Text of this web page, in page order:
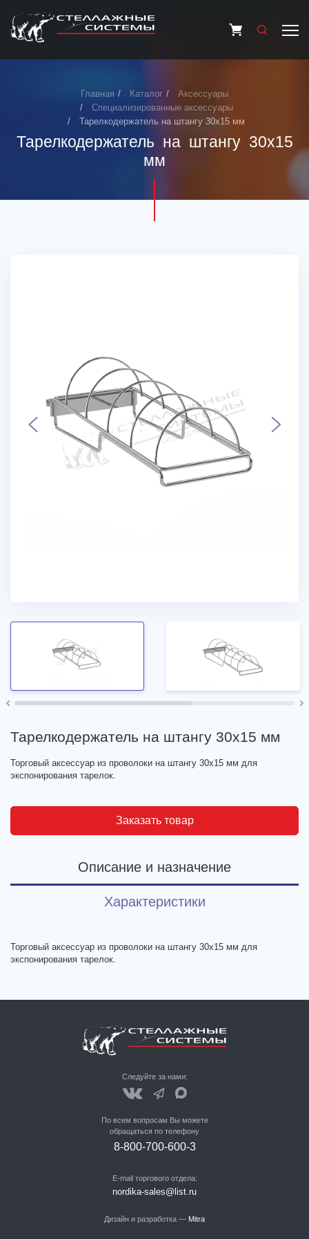
Главная Каталог
Аксессуары
Специализированные аксессуары
Тарелкодержатель на штангу 30х15 мм
Тарелкодержатель на штангу 30х15
мм
Тарелкодержатель на штангу 30х15 мм
Торговый аксессуар из проволоки на штангу 30х15 мм для
экспонирования тарелок.
Заказать товар
Описание и назначение
Характеристики
Торговый аксессуар из проволоки на штангу 30х15 мм для
экспонирования тарелок.
Следуйте за нами:
По всем вопросам Вы можете
обращаться по телефону
8-800-700-600-3
E-mail торгового отдела:
nordika-sales@list.ru
Дизайн и разработка — Mitra